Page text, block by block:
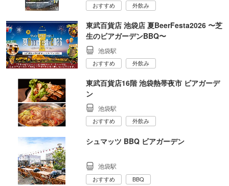
おすすめ 外飲み
東武百貨店 池袋店 夏BeerFesta2026 〜芝
生のビアガーデンBBQ〜
池袋駅
おすすめ 外飲み
東武百貨店16階 池袋熱帯夜市 ビアガーデ
ン
池袋駅
おすすめ 外飲み
シュマッツ BBQ ビアガーデン
池袋駅
おすすめ BBQ